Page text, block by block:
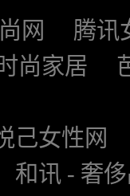
网
腾讯
尚家居
己女性网
和讯 - 奢